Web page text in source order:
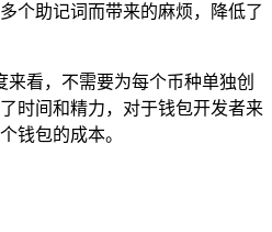
个助记词而带来的麻烦，降低了
来看，不需要为每个币种单独创
时间和精力，对于钱包开发者来
钱包的成本。